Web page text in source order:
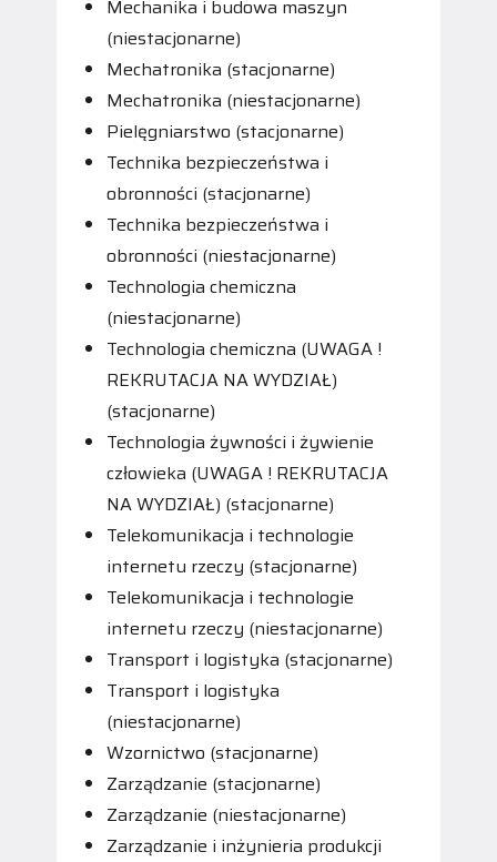
Mechanika i budowa maszyn
(niestacjonarne)
Mechatronika (stacjonarne)
Mechatronika (niestacjonarne)
Pielęgniarstwo (stacjonarne)
Technika bezpieczeństwa i
obronności (stacjonarne)
Technika bezpieczeństwa i
obronności (niestacjonarne)
Technologia chemiczna
(niestacjonarne)
Technologia chemiczna (UWAGA !
REKRUTACJA NA WYDZIAŁ)
(stacjonarne)
Technologia żywności i żywienie
człowieka (UWAGA ! REKRUTACJA
NA WYDZIAŁ) (stacjonarne)
Telekomunikacja i technologie
internetu rzeczy (stacjonarne)
Telekomunikacja i technologie
internetu rzeczy (niestacjonarne)
Transport i logistyka (stacjonarne)
Transport i logistyka
(niestacjonarne)
Wzornictwo (stacjonarne)
Zarządzanie (stacjonarne)
Zarządzanie (niestacjonarne)
Zarządzanie i inżynieria produkcji